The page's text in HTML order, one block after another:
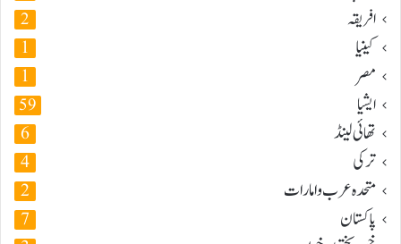
افریقہ 2
کینیا 1
مصر 1
ایشیا 59
تھائی لینڈ 6
ترکی 4
متحدہ عرب و امارات 2
پاکستان 7